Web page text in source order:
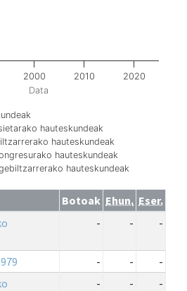
Data
hauteskundeak
hauteskundeak
hauteskundeak
hauteskundeak
2000 2010 2020
Botoak Ehun. Eser.
- - -
- -
-
- - -